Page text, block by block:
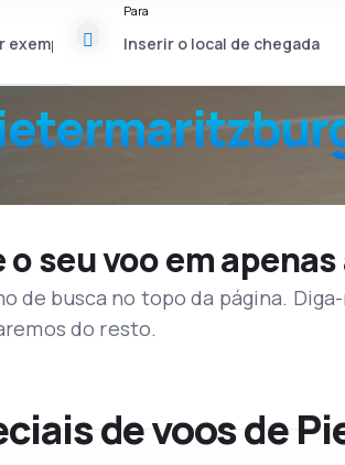
Para
o seu voo em
de busca no topo da página.
do resto.
de voos de